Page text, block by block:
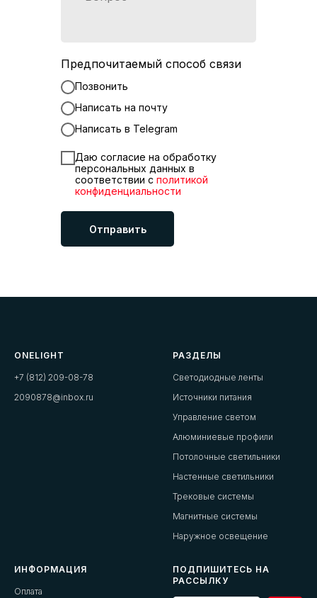
Предпочитаемый способ связи
Позвонить
Написать на почту
Написать в Telegram
Даю согласие на обработку
персональных данных в
соответствии с политикой
конфиденциальности
Отправить
ONELIGHT
+7 (812) 209-08-78
2090878@inbox.ru
РАЗДЕЛЫ
Светодиодные ленты
Источники питания
Управление светом
Алюминиевые профили
Потолочные светильники
Настенные светильники
Трековые системы
Магнитные системы
Наружное освещение
ИНФОРМАЦИЯ
Оплата
ПОДПИШИТЕСЬ НА
РАССЫЛКУ